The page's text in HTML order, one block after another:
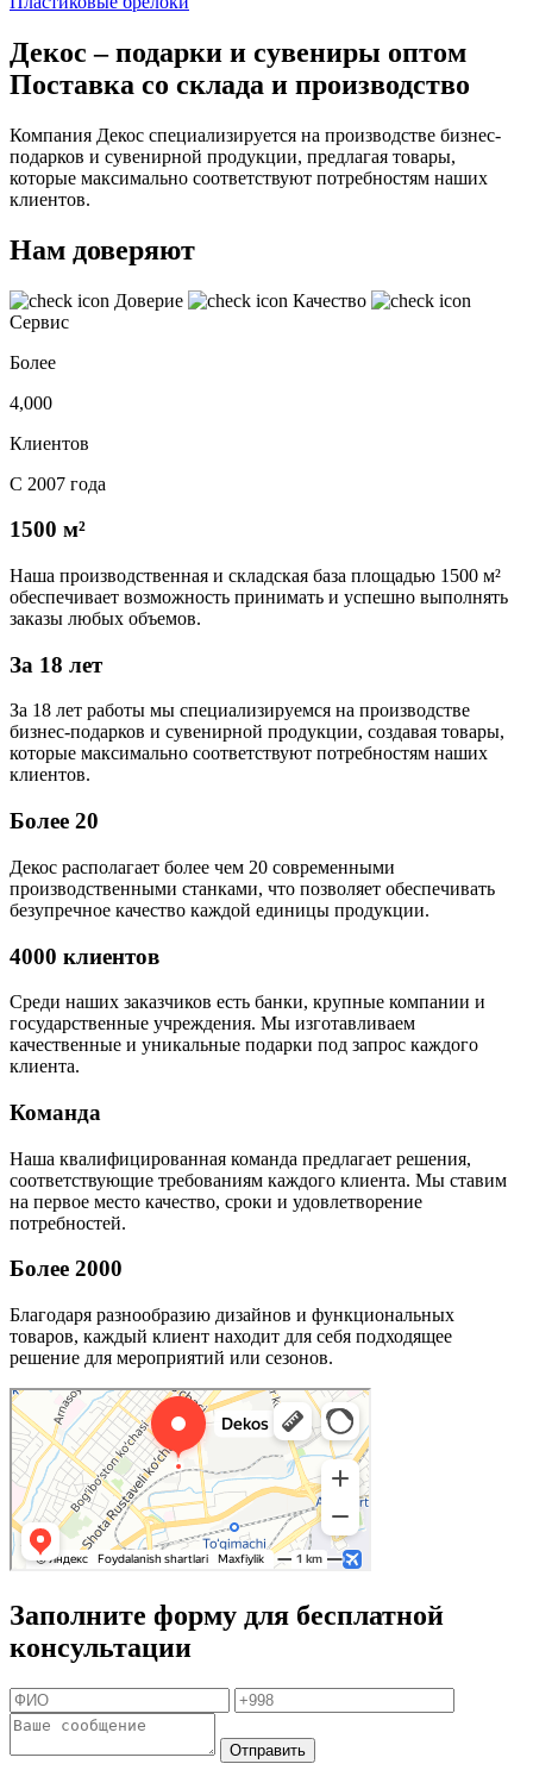
Декос – подарки и сувениры оптом
Поставка со склада и производство
Компания Декос специализируется на производстве бизнес-
подарков и сувенирной продукции, предлагая товары,
которые максимально соответствуют потребностям наших
клиентов.
Нам доверяют
Доверие
Качество
Сервис
Более
4,000
Клиентов
С 2007 года
1500 м²
Наша производственная и складская база площадью 1500 м²
обеспечивает возможность принимать и успешно выполнять
заказы любых объемов.
За 18 лет
За 18 лет работы мы специализируемся на производстве
бизнес-подарков и сувенирной продукции, создавая товары,
которые максимально соответствуют потребностям наших
клиентов.
Более 20
Декос располагает более чем 20 современными
производственными станками, что позволяет обеспечивать
безупречное качество каждой единицы продукции.
4000 клиентов
Среди наших заказчиков есть банки, крупные компании и
государственные учреждения. Мы изготавливаем
качественные и уникальные подарки под запрос каждого
клиента.
Команда
Наша квалифицированная команда предлагает решения,
соответствующие требованиям каждого клиента. Мы ставим
на первое место качество, сроки и удовлетворение
потребностей.
Более 2000
Благодаря разнообразию дизайнов и функциональных
товаров, каждый клиент находит для себя подходящее
решение для мероприятий или сезонов.
Заполните форму для бесплатной
консультации
Отправить